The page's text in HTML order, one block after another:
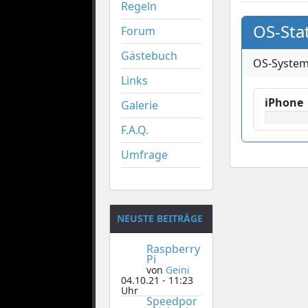
Regeln
Forum
Gästebuch
Links
Galerie
F.A.Q.
Umfrage
NEUSTE BEITRÄGE
Raspberry
Pi
von Geini
04.10.21 - 11:23
Uhr
Speedpor
OS-
OS-System
iPhone